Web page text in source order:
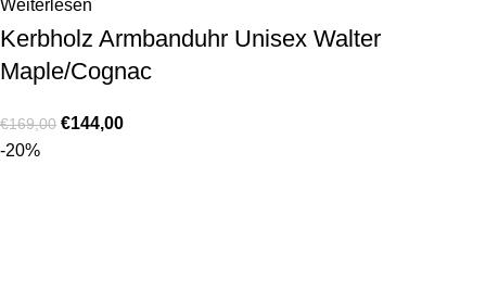
Weiterlesen
Kerbholz Armbanduhr Unisex Walter
Maple/Cognac
€169,00 €144,00
-20%